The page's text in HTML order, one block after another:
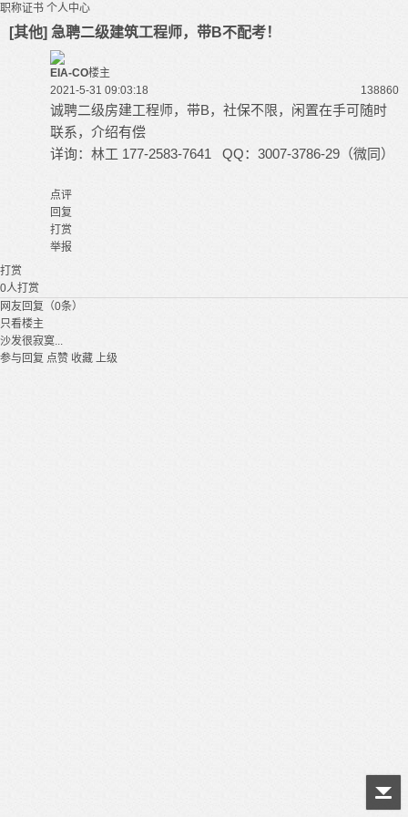
职称证书 个人中心
[其他] 急聘二级建筑工程师，带B不配考！
EIA-CO楼主
2021-5-31 09:03:18
138860
诚聘二级房建工程师，带B，社保不限，闲置在手可随时
联系，介绍有偿
详询：林工 177-2583-7641 QQ：3007-3786-29（微同）
点评
回复
打赏
举报
打赏
0人打赏
网友回复（0条）
只看楼主
沙发很寂寞...
参与回复 点赞 收藏 上级